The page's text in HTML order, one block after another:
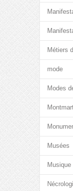
Métiers
mode
Modes
Musées
Musique